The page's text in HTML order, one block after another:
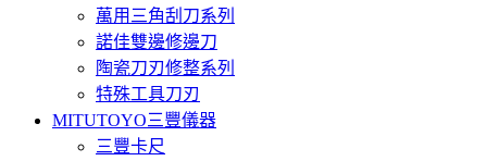
萬用三角刮刀系列
諾佳雙邊修邊刀
陶瓷刀刃修整系列
特殊工具刀刃
MITUTOYO三豐儀器
三豐卡尺